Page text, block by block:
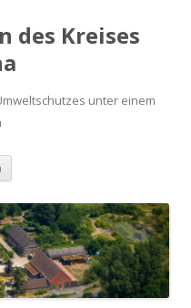
des Kreises
unter einem
Zum
springen